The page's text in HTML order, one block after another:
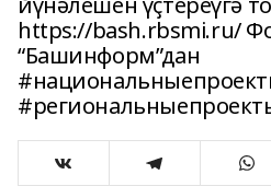
https://bash.rbsmi.ru/
“Башинформ”дан